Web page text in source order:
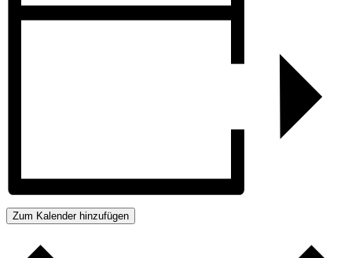
Zum Kalender hinzufügen